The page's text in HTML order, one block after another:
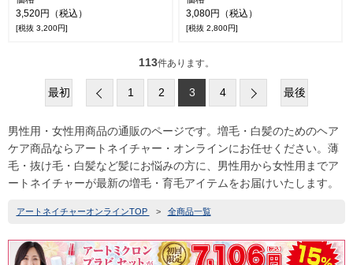
3,520円（税込）
[税抜 3,200円]
3,080円（税込）
[税抜 2,800円]
113件あります。
最初 1 2 3 4 最後
男性用・女性用商品の通販のページです。増毛・白髪のためのヘア
ケア商品ならアートネイチャー・オンラインにお任せください。薄
毛・抜け毛・白髪など髪にお悩みの方に、男性用から女性用までア
ートネイチャーが最新の増毛・育毛アイテムをお届けいたします。
アートネイチャーオンラインTOP > 全商品一覧